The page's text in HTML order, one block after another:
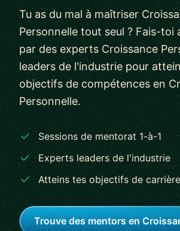
Tu as du mal à maîtriser
Personnelle tout seul ? Fais-toi
par des experts Croissance
leaders de l'industrie pour
objectifs de compétences en
Personnelle.
Sessions de mentorat 1-à-1
Experts leaders de l'industrie
Atteins tes objectifs de carrière
Trouve des mentors en